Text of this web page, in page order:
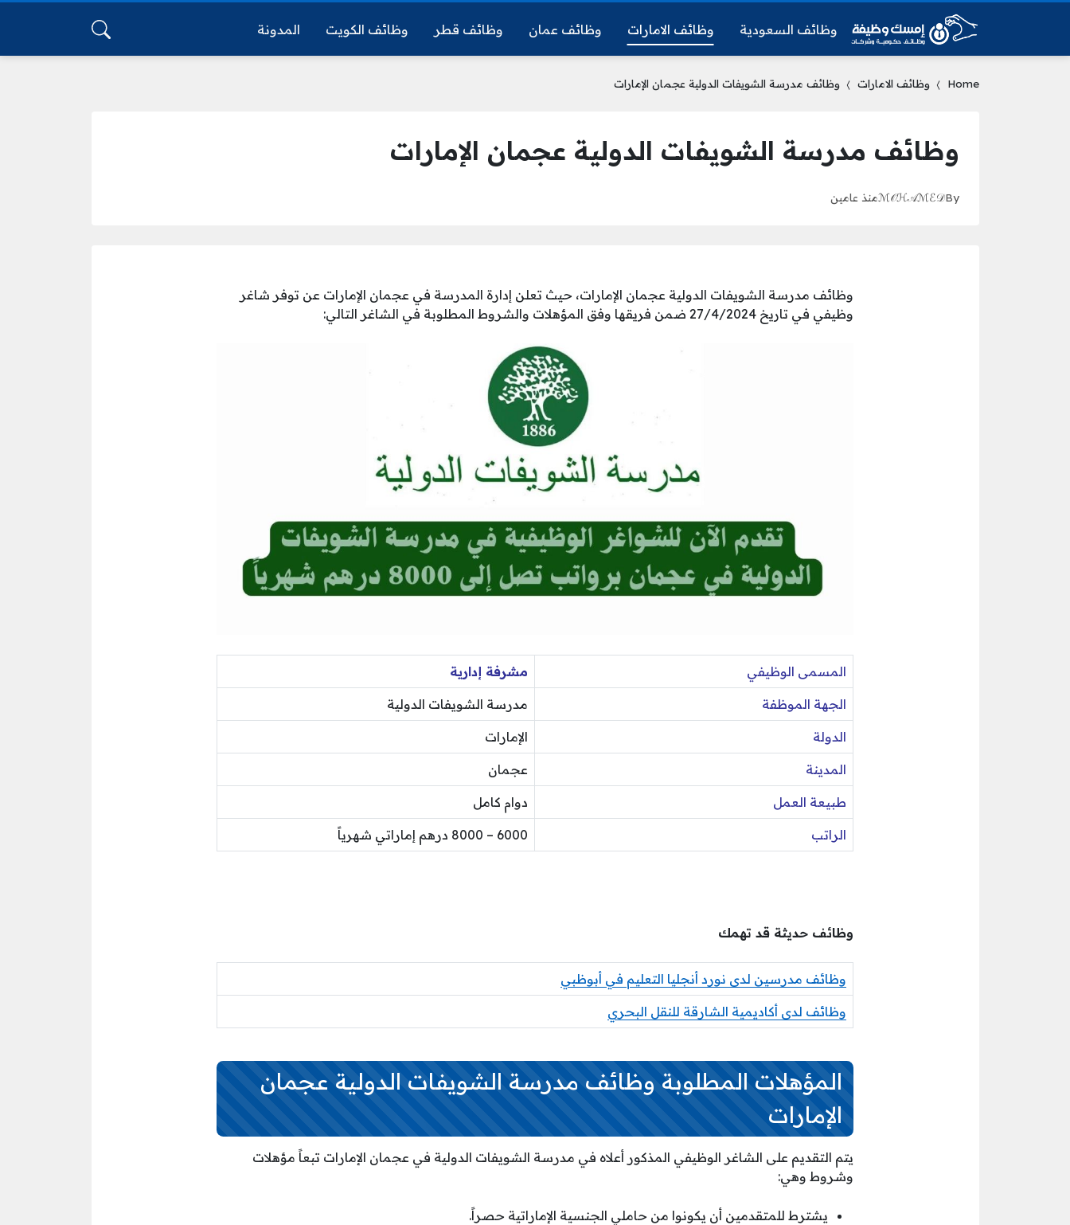
وظائف السعودية وظائف الامارات وظائف عمان وظائف قطر وظائف الكويت المدونة
Home وظائف الامارات وظائف مدرسة الشويفات الدولية عجمان الإمارات
وظائف مدرسة الشويفات الدولية عجمان الإمارات
By
ℳ𝒪ℋ𝒜ℳℰ𝒟منذ عامين
وظائف مدرسة الشويفات الدولية عجمان الإمارات، حيث تعلن إدارة المدرسة في عجمان الإمارات عن توفر شاغر
وظيفي في تاريخ 27/4/2024 ضمن فريقها وفق المؤهلات والشروط المطلوبة في الشاغر التالي:
المسمى الوظيفي مشرفة إدارية
الجهة الموظفة مدرسة الشويفات الدولية
الدولة الإمارات
المدينة عجمان
طبيعة العمل دوام كامل
الراتب 6000 – 8000 درهم إماراتي شهرياً
وظائف حديثة قد تهمك
وظائف مدرسين لدى نورد أنجليا التعليم في أبوظبي
وظائف لدى أكاديمية الشارقة للنقل البحري
المؤهلات المطلوبة وظائف مدرسة الشويفات الدولية عجمان
الإمارات
يتم التقديم على الشاغر الوظيفي المذكور أعلاه في مدرسة الشويفات الدولية في عجمان الإمارات تبعاً مؤهلات
وشروط وهي:
يشترط للمتقدمين أن يكونوا من حاملي الجنسية الإماراتية حصراً.